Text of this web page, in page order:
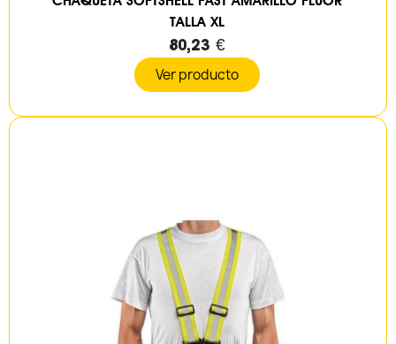
TALLA XL
80,23 €
Ver producto